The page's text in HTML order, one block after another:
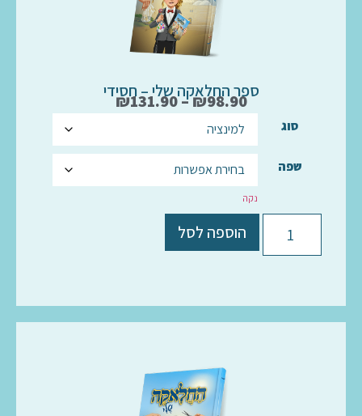
ספר החלאקה שלי – חסידי
₪98.90
–
₪131.90
סוג
שפה
נקה
הוספה לסל